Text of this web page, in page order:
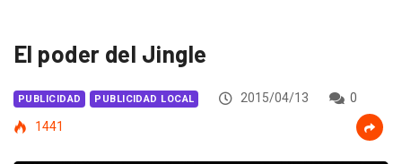
El poder del Jingle
PUBLICIDAD PUBLICIDAD LOCAL 2015/04/13
0
1441